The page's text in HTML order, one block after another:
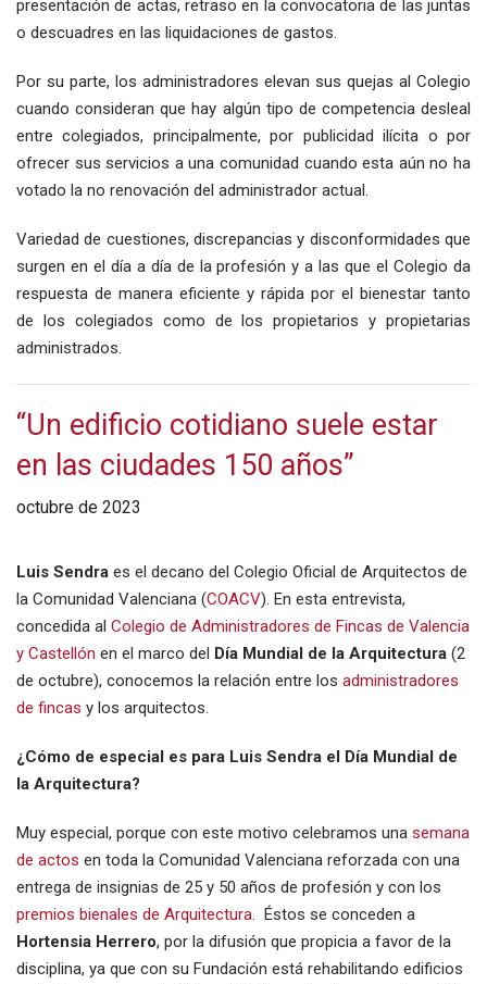
presentación de actas, retraso en la convocatoria de las juntas
o descuadres en las liquidaciones de gastos.
Por su parte, los administradores elevan sus quejas al Colegio
cuando consideran que hay algún tipo de competencia desleal
entre colegiados, principalmente, por publicidad ilícita o por
ofrecer sus servicios a una comunidad cuando esta aún no ha
votado la no renovación del administrador actual.
Variedad de cuestiones, discrepancias y disconformidades que
surgen en el día a día de la profesión y a las que el Colegio da
respuesta de manera eficiente y rápida por el bienestar tanto
de los colegiados como de los propietarios y propietarias
administrados.
“Un edificio cotidiano suele estar
en las ciudades 150 años”
octubre de 2023
Luis Sendra es el decano del Colegio Oficial de Arquitectos de
la Comunidad Valenciana (COACV). En esta entrevista,
concedida al Colegio de Administradores de Fincas de Valencia
y Castellón en el marco del Día Mundial de la Arquitectura (2
de octubre), conocemos la relación entre los administradores
de fincas y los arquitectos.
¿Cómo de especial es para Luis Sendra el Día Mundial de
la Arquitectura?
Muy especial, porque con este motivo celebramos una semana
de actos en toda la Comunidad Valenciana reforzada con una
entrega de insignias de 25 y 50 años de profesión y con los
premios bienales de Arquitectura. Éstos se conceden a
Hortensia Herrero, por la difusión que propicia a favor de la
disciplina, ya que con su Fundación está rehabilitando edificios